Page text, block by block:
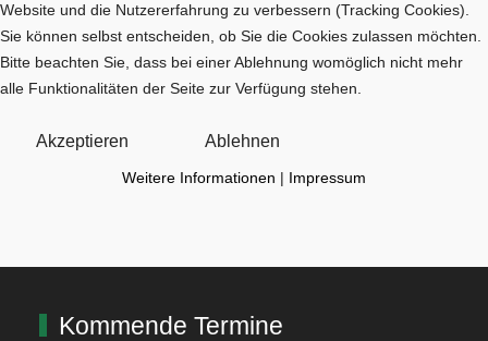
Kommende Termine
Website und die Nutzererfahrung zu verbessern (Tracking Cookies).
Sie können selbst entscheiden, ob Sie die Cookies zulassen möchten.
Bitte beachten Sie, dass bei einer Ablehnung womöglich nicht mehr
alle Funktionalitäten der Seite zur Verfügung stehen.
Akzeptieren Ablehnen
Weitere Informationen | Impressum